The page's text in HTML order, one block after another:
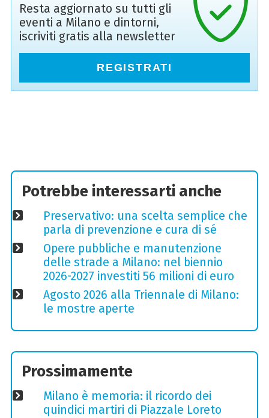
Resta aggiornato su tutti gli
eventi a Milano e dintorni,
iscriviti gratis alla newsletter
REGISTRATI
Potrebbe interessarti anche
Preservativo: una scelta semplice che
parla di prevenzione e cura di sé
Opere pubbliche e manutenzione
delle strade a Milano: nel biennio
2026-2027 investiti 56 milioni di euro
Agosto 2026 alla Triennale di Milano:
le mostre aperte
Prossimamente
Milano è memoria: il ricordo dei
quindici martiri di Piazzale Loreto